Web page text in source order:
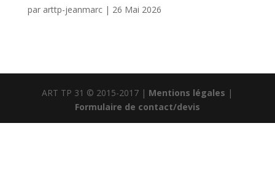
par arttp-jeanmarc| 26 Mai 2026
ART TP 31 © 2015-2017 | Mentions légales |
Formulaire de contact/devis